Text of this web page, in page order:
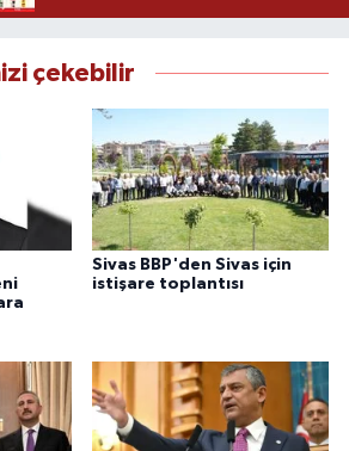
çekebilir
Sivas BBP'den Sivas için
istişare toplantısı